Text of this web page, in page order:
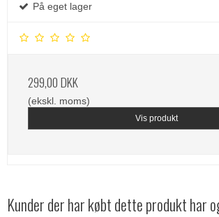
På eget lager
299,00 DKK
(ekskl. moms)
Vis produkt
Kunder der har købt dette produkt har